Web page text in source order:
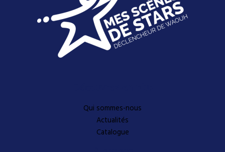
Qui sommes-nous
Actualités
Catalogue